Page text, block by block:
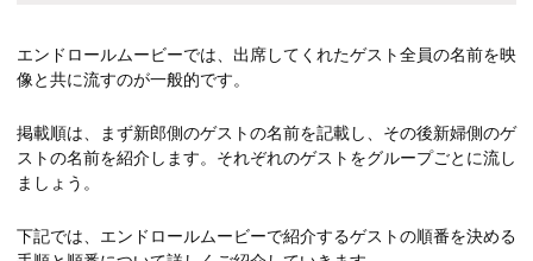
エンドロールムービーでは、出席してくれたゲスト全員の名前を映
像と共に流すのが一般的です。
掲載順は、まず新郎側のゲストの名前を記載し、その後新婦側のゲ
ストの名前を紹介します。それぞれのゲストをグループごとに流し
ましょう。
下記では、エンドロールムービーで紹介するゲストの順番を決める